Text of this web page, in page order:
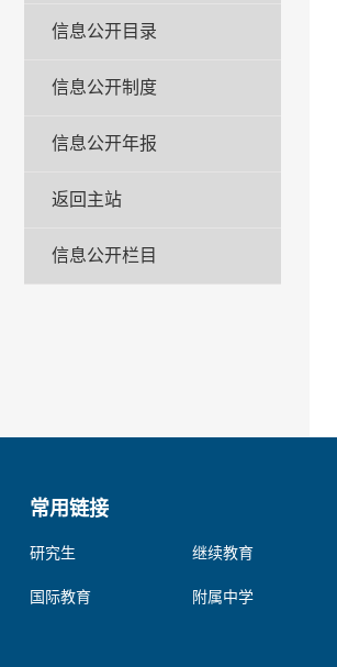
信息公开目录
信息公开制度
信息公开年报
返回主站
信息公开栏目
常用链接
研究生 继续教育
国际教育 附属中学